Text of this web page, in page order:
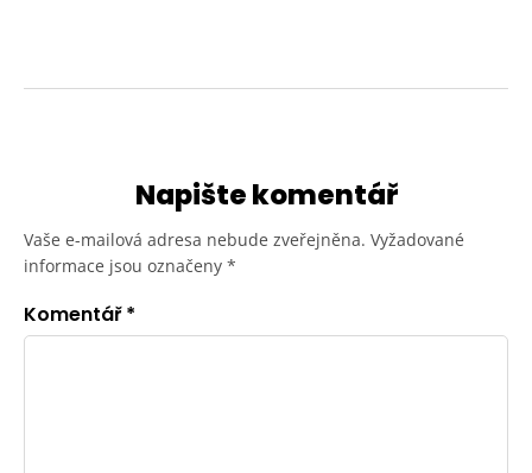
Napište komentář
Vaše e-mailová adresa nebude zveřejněna. Vyžadované
informace jsou označeny *
Komentář*